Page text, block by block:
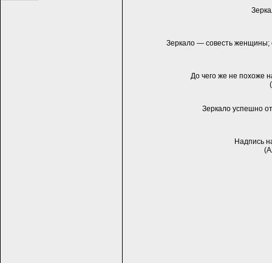
Зеркало — совесть женщины;
До чего же не похоже
Зеркало успешно
Надпись